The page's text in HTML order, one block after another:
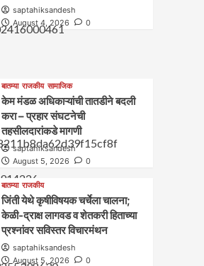
saptahiksandesh
August 4, 2026
0
बातम्या राजकीय सामाजिक
केम मंडळ अधिकाऱ्यांची तातडीने बदली
करा – प्रहार संघटनेची
तहसीलदारांकडे मागणी
saptahiksandesh
August 5, 2026
0
बातम्या राजकीय
जिंती येथे कृषीविषयक चर्चेला चालना;
केळी-द्राक्ष लागवड व शेतकरी हिताच्या
प्रश्नांवर सविस्तर विचारमंथन
saptahiksandesh
August 5, 2026
0